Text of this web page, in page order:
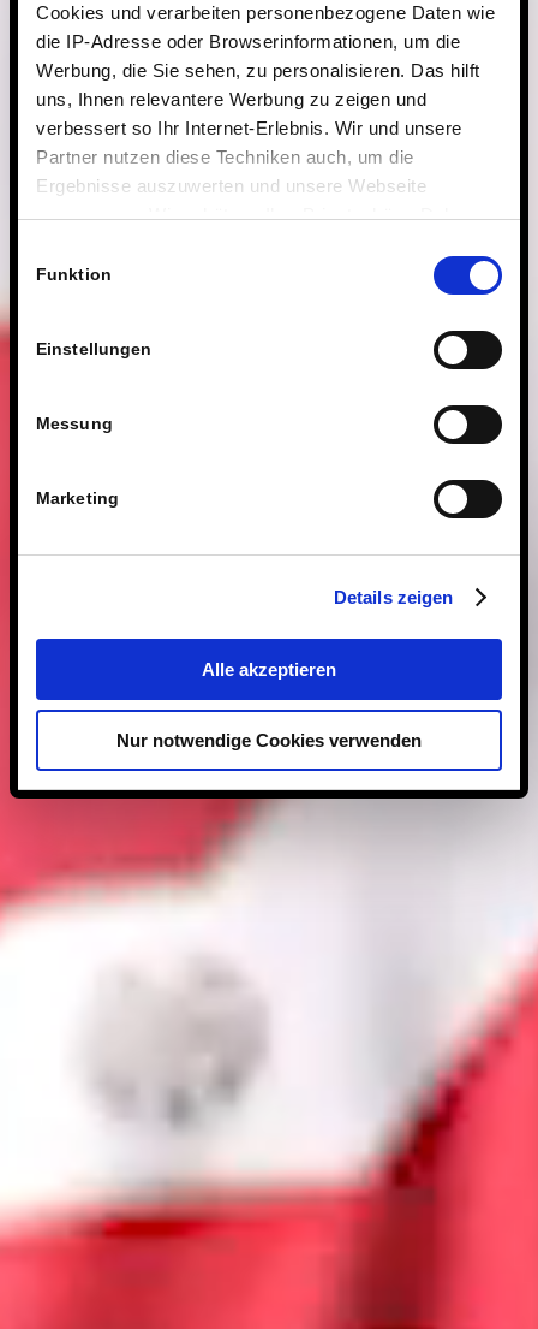
Cookies und verarbeiten personenbezogene Daten wie
die IP-Adresse oder Browserinformationen, um die
Werbung, die Sie sehen, zu personalisieren. Das hilft
uns, Ihnen relevantere Werbung zu zeigen und
verbessert so Ihr Internet-Erlebnis. Wir und unsere
Partner nutzen diese Techniken auch, um die
Ergebnisse auszuwerten und unsere Webseite
anzupassen. Wir schätzen Ihre Privatsphäre. Daher
Technologien.
Funktion
Einstellungen
Messung
Marketing
Details zeigen
Alle akzeptieren
Nur notwendige Cookies verwenden